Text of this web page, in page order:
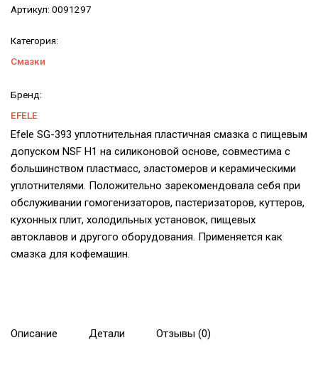
Артикул: 0091297
Категория:
Смазки
Бренд:
EFELE
Efele SG-393 уплотнительная пластичная смазка с пищевым
допуском NSF H1 на силиконовой основе, совместима с
большинством пластмасс, эластомеров и керамическими
уплотнителями. Положительно зарекомендовала себя при
обслуживании гомогенизаторов, пастеризаторов, куттеров,
кухонных плит, холодильных установок, пищевых
автоклавов и другого оборудования. Применяется как
смазка для кофемашин.
Описание Детали Отзывы (0)